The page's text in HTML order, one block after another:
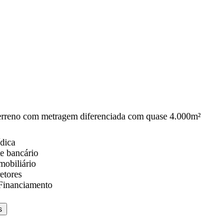
com metragem diferenciada com quase